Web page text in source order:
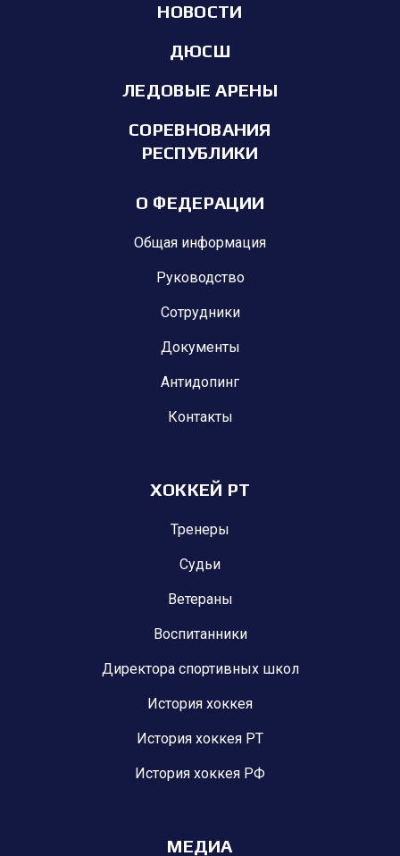
НОВОСТИ
ДЮСШ
ЛЕДОВЫЕ АРЕНЫ
СОРЕВНОВАНИЯ
РЕСПУБЛИКИ
О ФЕДЕРАЦИИ
Общая информация
Руководство
Сотрудники
Документы
Антидопинг
Контакты
ХОККЕЙ РТ
Тренеры
Судьи
Ветераны
Воспитанники
Директора спортивных школ
История хоккея
История хоккея РТ
История хоккея РФ
МЕДИА